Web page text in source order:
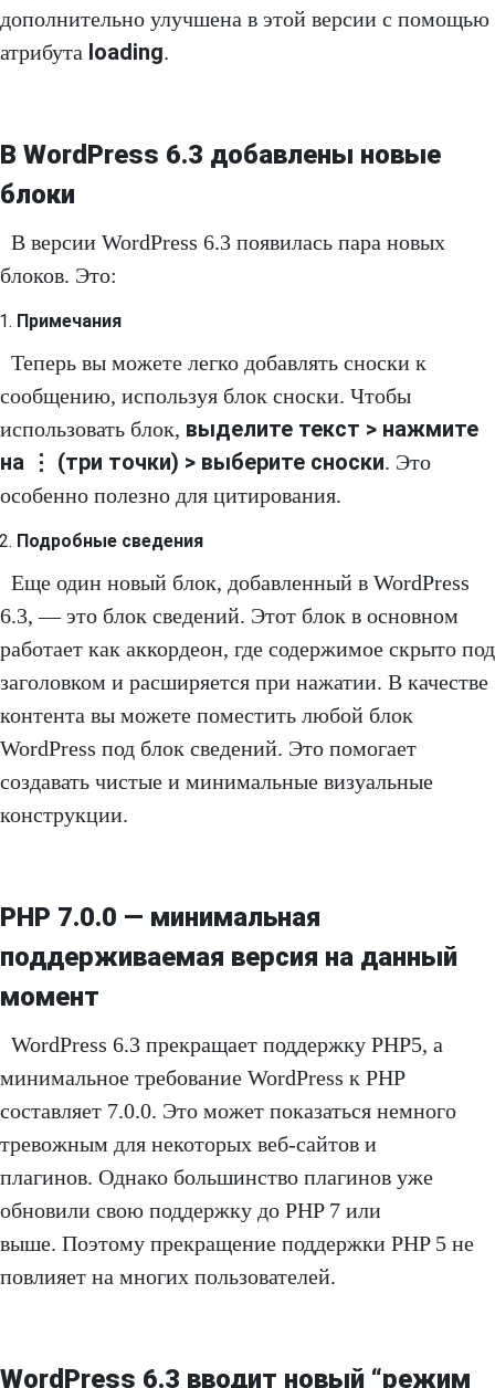
дополнительно улучшена в этой версии с помощью
атрибута loading.
В WordPress 6.3 добавлены новые
блоки
В версии WordPress 6.3 появилась пара новых
блоков. Это:
Примечания
Теперь вы можете легко добавлять сноски к
сообщению, используя блок сноски. Чтобы
использовать блок, выделите текст > нажмите
на ⋮ (три точки) > выберите сноски. Это
особенно полезно для цитирования.
Подробные сведения
Еще один новый блок, добавленный в WordPress
6.3, — это блок сведений. Этот блок в основном
работает как аккордеон, где содержимое скрыто под
заголовком и расширяется при нажатии. В качестве
контента вы можете поместить любой блок
WordPress под блок сведений. Это помогает
создавать чистые и минимальные визуальные
конструкции.
PHP 7.0.0 — минимальная
поддерживаемая версия на данный
момент
WordPress 6.3 прекращает поддержку PHP5, а
минимальное требование WordPress к PHP
составляет 7.0.0. Это может показаться немного
тревожным для некоторых веб-сайтов и
плагинов. Однако большинство плагинов уже
обновили свою поддержку до PHP 7 или
выше. Поэтому прекращение поддержки PHP 5 не
повлияет на многих пользователей.
WordPress 6.3 вводит новый “режим